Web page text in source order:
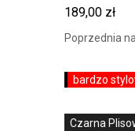
189,00 zł
Poprzednia
bardzo
Czarna